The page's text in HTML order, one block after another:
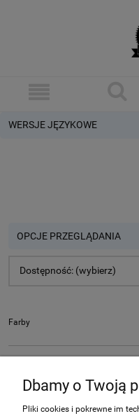
WERSJE JĘZYKOWE
OPCJE PRZEGLĄDANIA
Dostępność: (wybierz)
Farby
Dbamy o Twoją
Pliki cookies i pokrewne im